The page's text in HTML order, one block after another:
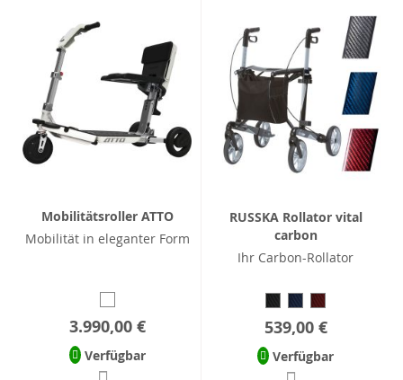
Mobilitätsroller ATTO
Mobilität in eleganter Form
3.990,00 €
Verfügbar
RUSSKA Rollator vital
carbon
Ihr Carbon-Rollator
539,00 €
Verfügbar